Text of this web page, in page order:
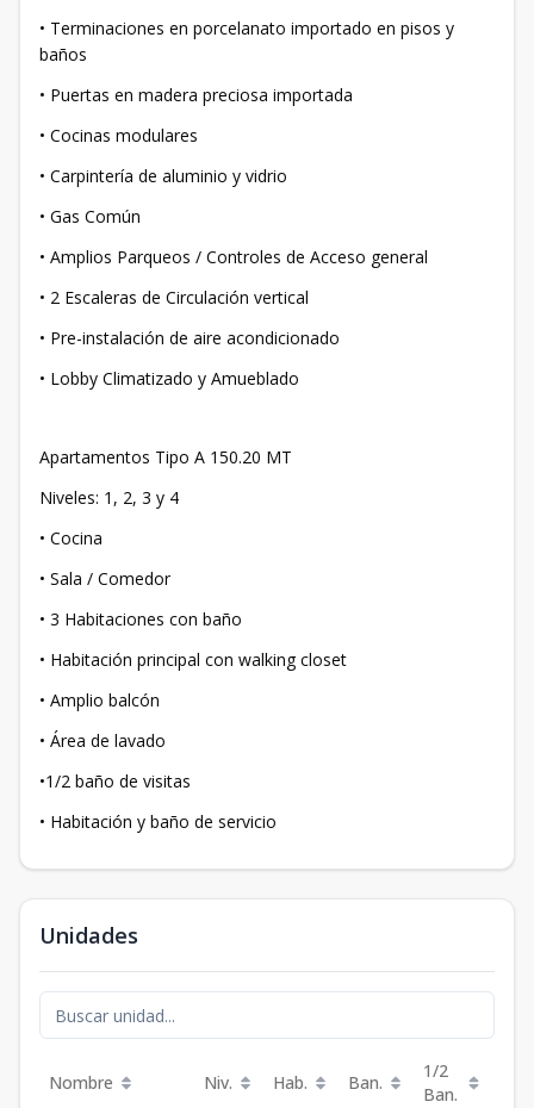
• Terminaciones en porcelanato importado en pisos y
baños
• Puertas en madera preciosa importada
• Cocinas modulares
• Carpintería de aluminio y vidrio
• Gas Común
• Amplios Parqueos / Controles de Acceso general
• 2 Escaleras de Circulación vertical
• Pre-instalación de aire acondicionado
• Lobby Climatizado y Amueblado
Apartamentos Tipo A 150.20 MT
Niveles: 1, 2, 3 y 4
• Cocina
• Sala / Comedor
• 3 Habitaciones con baño
• Habitación principal con walking closet
• Amplio balcón
• Área de lavado
•1/2 baño de visitas
• Habitación y baño de servicio
Unidades
Nombre Niv. Hab. Ban.
1/2
Ban.